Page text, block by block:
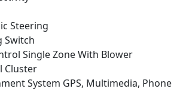
Steering
Switch
Single Zone With Blower
Cluster
System GPS, Multimedia, Phone